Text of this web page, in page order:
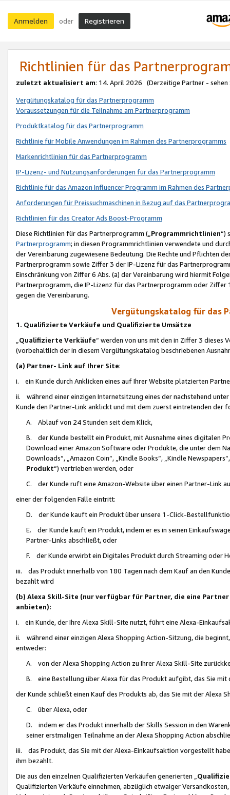
Anmelden oder Registrieren
Richtlinien für das
zuletzt aktualisiert am: 14. April 2026 (Derzeitige Partner - sehen
Vergütungskatalog für das Partnerprogramm
Voraussetzungen für die Teilnahme am Partnerprogramm
Produktkatalog für das Partnerprogramm
Richtlinie für Mobile Anwendungen im Rahmen des Partnerprogramms
Markenrichtlinien für das Partnerprogramm
IP-Lizenz- und Nutzungsanforderungen für das Partnerprogramm
Richtlinie für das Amazon Influencer Programm im Rahmen des
Anforderungen für Preissuchmaschinen in Bezug auf das
Richtlinien für das Creator Ads Boost-Programm
Diese Richtlinien für das Partnerprogramm („Programmrichtlinien“)
Partnerprogramm; in diesen Programmrichtlinien verwendete und
der Vereinbarung zugewiesene Bedeutung. Die Rechte und Pflichten
Partnerprogramm sowie Ziffer 3 der IP-Lizenz für das
Einschränkung von Ziffer 6 Abs. (a) der Vereinbarung wird hiermit
Partnerprogramm, die IP-Lizenz für das Partnerprogramm oder
gegen die Vereinbarung.
Vergütungskatalog für das
1. Qualifizierte Verkäufe und Qualifizierte Umsätze
Qualifizierte Verkäufe“ werden von uns mit den in Ziffer 3
(vorbehaltlich der in diesem Vergütungskatalog beschriebenen
(a) Partner- Link auf Ihrer Site:
i. ein Kunde durch Anklicken eines auf Ihrer Website platzierten
ii. während einer einzigen Internetsitzung eines der nachstehend
Kunde den Partner-Link anklickt und mit dem zuerst eintretenden der
A. Ablauf von 24 Stunden seit dem Klick,
B. der Kunde bestellt ein Produkt, mit Ausnahme eines digitalen
Download einer Amazon Software oder Produkte, die unter dem
Downloads“, „Amazon Coin“, „Kindle Books“, „Kindle
Produkt“) vertrieben werden, oder
C. der Kunde ruft eine Amazon-Website über einen Partner-Link
einer der folgenden Fälle eintritt:
D. der Kunde kauft ein Produkt über unsere 1-Click-
E. der Kunde kauft ein Produkt, indem er es in seinen
Partner-Links abschließt, oder
F. der Kunde erwirbt ein Digitales Produkt durch Streaming oder
iii. das Produkt innerhalb von 180 Tagen nach dem Kauf an den
bezahlt wird
(b) Alexa Skill-Site (nur verfügbar für Partner, die eine
anbieten):
i. ein Kunde, der Ihre Alexa Skill-Site nutzt, führt eine Alexa-
ii. während einer einzigen Alexa Shopping Action-Sitzung, die
entweder:
A. von der Alexa Shopping Action zu Ihrer Alexa Skill-Site
B. eine Bestellung über Alexa für das Produkt aufgibt, das Sie mit
der Kunde schließt einen Kauf des Produkts ab, das Sie mit der Alexa
C. über Alexa, oder
D. indem er das Produkt innerhalb der Skills Session in den
seiner erstmaligen Teilnahme an der Alexa Shopping Action
iii. das Produkt, das Sie mit der Alexa-Einkaufsaktion vorgestellt
ihm bezahlt.
Die aus den einzelnen Qualifizierten Verkäufen generierten „
Qualifizierten Verkäufe einnehmen, abzüglich etwaiger